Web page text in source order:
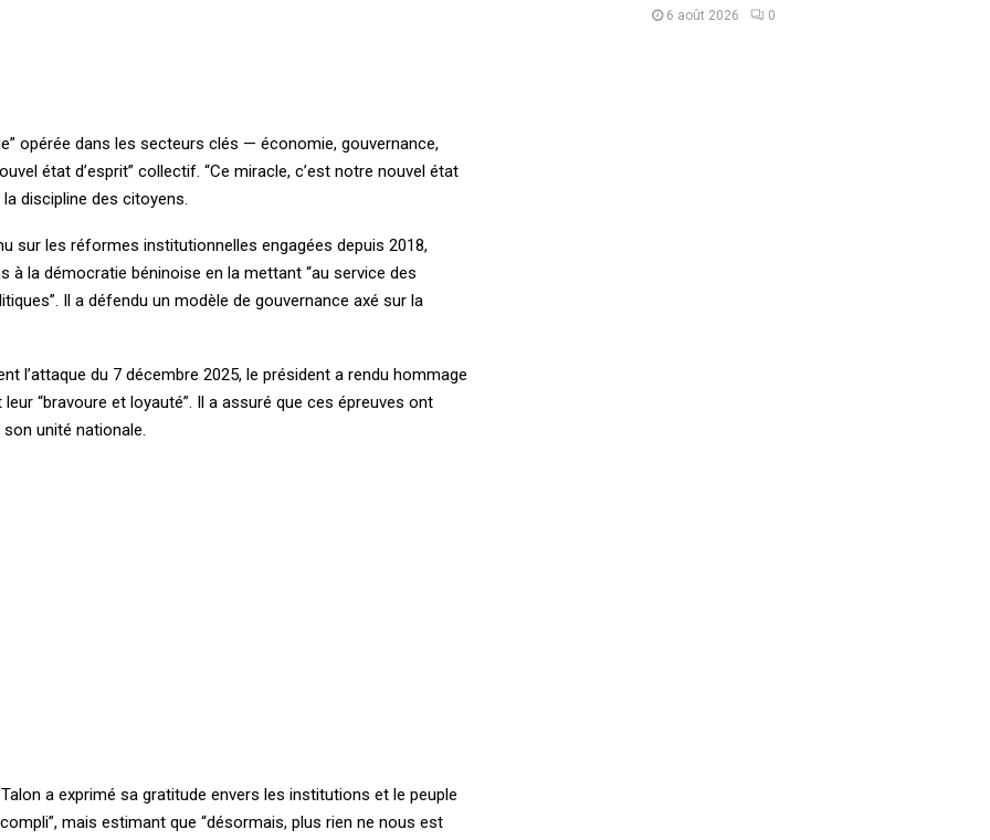
opérée dans les secteurs clés — économie, gouvernance,
état d’esprit” collectif. “Ce miracle, c’est notre nouvel état
discipline des citoyens.
sur les réformes institutionnelles engagées depuis 2018,
à la démocratie béninoise en la mettant “au service des
Il a défendu un modèle de gouvernance axé sur la
l’attaque du 7 décembre 2025, le président a rendu hommage
“bravoure et loyauté”. Il a assuré que ces épreuves ont
unité nationale.
a exprimé sa gratitude envers les institutions et le peuple
mais estimant que “désormais, plus rien ne nous est
6 août 2026 0